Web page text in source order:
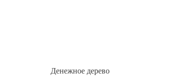
Денежное дерево